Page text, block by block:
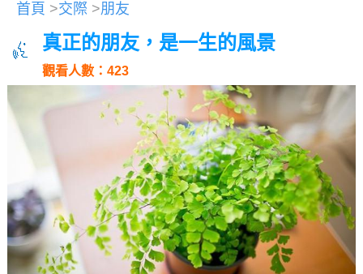
首頁 >交際 >朋友
真正的朋友，是一生的風景
觀看人數：423